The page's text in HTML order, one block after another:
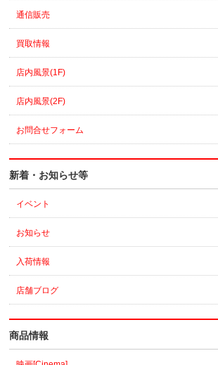
通信販売
買取情報
店内風景(1F)
店内風景(2F)
お問合せフォーム
新着・お知らせ等
イベント
お知らせ
入荷情報
店舗ブログ
商品情報